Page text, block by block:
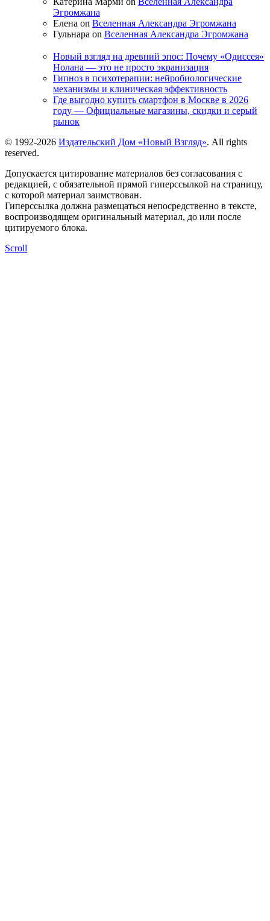
Эгромжана
Елена on Вселенная Александра Эгромжана
Гульнара on Вселенная Александра Эгромжана
Новый взгляд на древний эпос: Почему «Одиссея»
Нолана — это не просто экранизация
Гипноз в психотерапии: нейробиологические
механизмы и клиническая эффективность
Где выгодно купить смартфон в Москве в 2026
году — Официальные магазины, скидки и серый
рынок
© 1992-2026 Издательский Дом «Новый Взгляд». All rights
reserved.
Допускается цитирование материалов без согласования с
редакцией, с обязательной прямой гиперссылкой на страницу,
с которой материал заимствован.
Гиперссылка должна размещаться непосредственно в тексте,
воспроизводящем оригинальный материал, до или после
цитируемого блока.
Scroll